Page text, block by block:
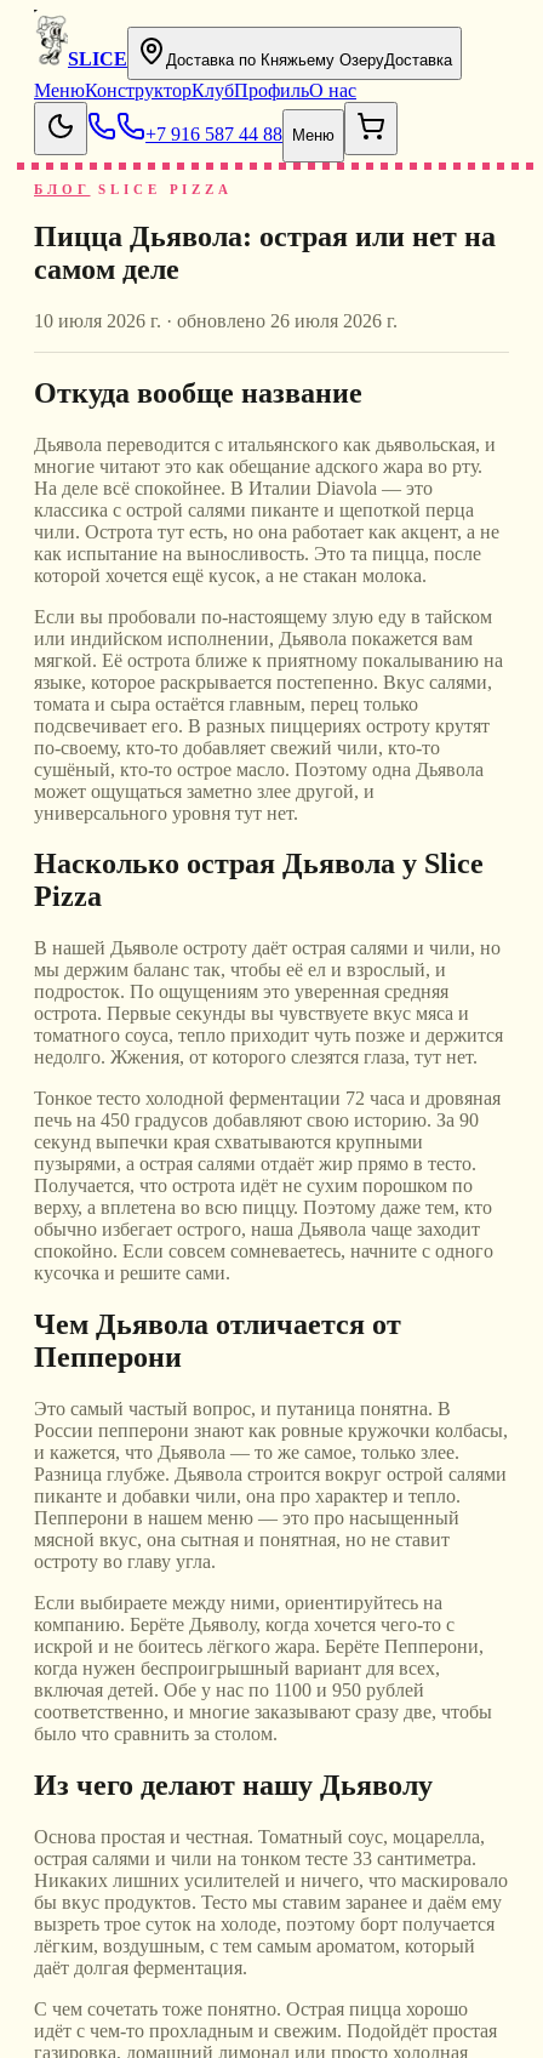
SLICE Доставка по Княжьему ОзеруДоставка
МенюКонструкторКлубПрофильО нас
+7 916 587 44 88 Меню
БЛОГ SLICE PIZZA
Пицца Дьявола: острая или нет на
самом деле
10 июля 2026 г. · обновлено 26 июля 2026 г.
Откуда вообще название
Дьявола переводится с итальянского как дьявольская, и
многие читают это как обещание адского жара во рту.
На деле всё спокойнее. В Италии Diavola — это
классика с острой салями пиканте и щепоткой перца
чили. Острота тут есть, но она работает как акцент, а не
как испытание на выносливость. Это та пицца, после
которой хочется ещё кусок, а не стакан молока.
Если вы пробовали по-настоящему злую еду в тайском
или индийском исполнении, Дьявола покажется вам
мягкой. Её острота ближе к приятному покалыванию на
языке, которое раскрывается постепенно. Вкус салями,
томата и сыра остаётся главным, перец только
подсвечивает его. В разных пиццериях остроту крутят
по-своему, кто-то добавляет свежий чили, кто-то
сушёный, кто-то острое масло. Поэтому одна Дьявола
может ощущаться заметно злее другой, и
универсального уровня тут нет.
Насколько острая Дьявола у Slice
Pizza
В нашей Дьяволе остроту даёт острая салями и чили, но
мы держим баланс так, чтобы её ел и взрослый, и
подросток. По ощущениям это уверенная средняя
острота. Первые секунды вы чувствуете вкус мяса и
томатного соуса, тепло приходит чуть позже и держится
недолго. Жжения, от которого слезятся глаза, тут нет.
Тонкое тесто холодной ферментации 72 часа и дровяная
печь на 450 градусов добавляют свою историю. За 90
секунд выпечки края схватываются крупными
пузырями, а острая салями отдаёт жир прямо в тесто.
Получается, что острота идёт не сухим порошком по
верху, а вплетена во всю пиццу. Поэтому даже тем, кто
обычно избегает острого, наша Дьявола чаще заходит
спокойно. Если совсем сомневаетесь, начните с одного
кусочка и решите сами.
Чем Дьявола отличается от
Пепперони
Это самый частый вопрос, и путаница понятна. В
России пепперони знают как ровные кружочки колбасы,
и кажется, что Дьявола — то же самое, только злее.
Разница глубже. Дьявола строится вокруг острой салями
пиканте и добавки чили, она про характер и тепло.
Пепперони в нашем меню — это про насыщенный
мясной вкус, она сытная и понятная, но не ставит
остроту во главу угла.
Если выбираете между ними, ориентируйтесь на
компанию. Берёте Дьяволу, когда хочется чего-то с
искрой и не боитесь лёгкого жара. Берёте Пепперони,
когда нужен беспроигрышный вариант для всех,
включая детей. Обе у нас по 1100 и 950 рублей
соответственно, и многие заказывают сразу две, чтобы
было что сравнить за столом.
Из чего делают нашу Дьяволу
Основа простая и честная. Томатный соус, моцарелла,
острая салями и чили на тонком тесте 33 сантиметра.
Никаких лишних усилителей и ничего, что маскировало
бы вкус продуктов. Тесто мы ставим заранее и даём ему
вызреть трое суток на холоде, поэтому борт получается
лёгким, воздушным, с тем самым ароматом, который
даёт долгая ферментация.
С чем сочетать тоже понятно. Острая пицца хорошо
идёт с чем-то прохладным и свежим. Подойдёт простая
газировка, домашний лимонад или просто холодная